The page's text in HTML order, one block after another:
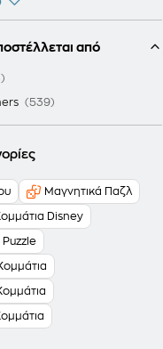
από
Μαγνητικά Παζλ
Disney